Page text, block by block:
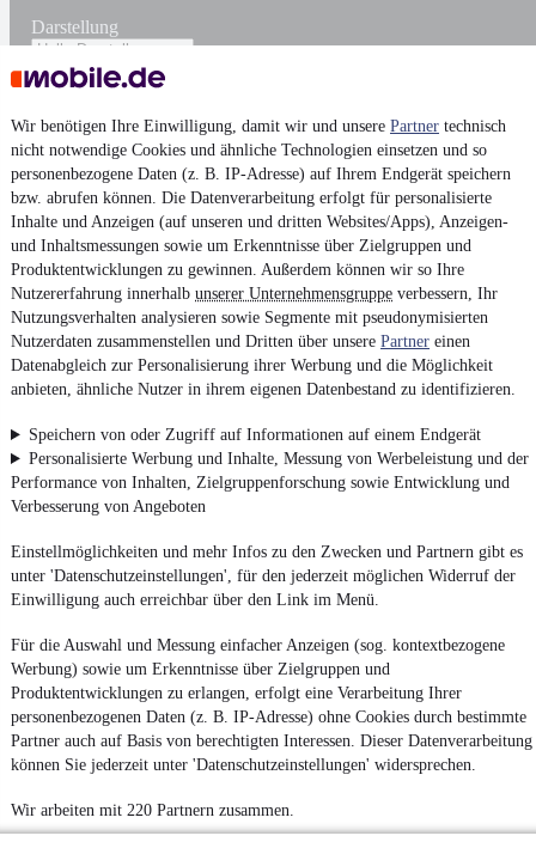
Wir benötigen Ihre Einwilligung, damit wir und unsere Partner technisch
nicht notwendige Cookies und ähnliche Technologien einsetzen und so
personenbezogene Daten (z. B. IP-Adresse) auf Ihrem Endgerät speichern
bzw. abrufen können. Die Datenverarbeitung erfolgt für personalisierte
Inhalte und Anzeigen (auf unseren und dritten Websites/Apps), Anzeigen-
und Inhaltsmessungen sowie um Erkenntnisse über Zielgruppen und
Produktentwicklungen zu gewinnen. Außerdem können wir so Ihre
Nutzererfahrung innerhalb unserer Unternehmensgruppe verbessern, Ihr
Nutzungsverhalten analysieren sowie Segmente mit pseudonymisierten
Nutzerdaten zusammenstellen und Dritten über unsere Partner einen
Datenabgleich zur Personalisierung ihrer Werbung und die Möglichkeit
anbieten, ähnliche Nutzer in ihrem eigenen Datenbestand zu identifizieren.
Speichern von oder Zugriff auf Informationen auf einem Endgerät
Personalisierte Werbung und Inhalte, Messung von Werbeleistung und der
Performance von Inhalten, Zielgruppenforschung sowie Entwicklung und
Verbesserung von Angeboten
Einstellmöglichkeiten und mehr Infos zu den Zwecken und Partnern gibt es
unter 'Datenschutzeinstellungen', für den jederzeit möglichen Widerruf der
Einwilligung auch erreichbar über den Link im Menü.
Für die Auswahl und Messung einfacher Anzeigen (sog. kontextbezogene
Werbung) sowie um Erkenntnisse über Zielgruppen und
Produktentwicklungen zu erlangen, erfolgt eine Verarbeitung Ihrer
personenbezogenen Daten (z. B. IP-Adresse) ohne Cookies durch bestimmte
Partner auch auf Basis von berechtigten Interessen. Dieser Datenverarbeitung
können Sie jederzeit unter 'Datenschutzeinstellungen' widersprechen.
Wir arbeiten mit 220 Partnern zusammen.
Darstellung